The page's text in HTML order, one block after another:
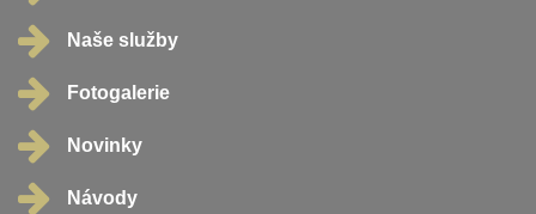
Naše služby
Fotogalerie
Novinky
Návody